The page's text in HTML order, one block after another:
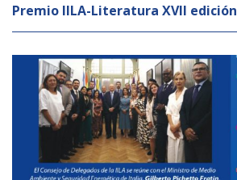
Premio IILA-Literatura XVII edición